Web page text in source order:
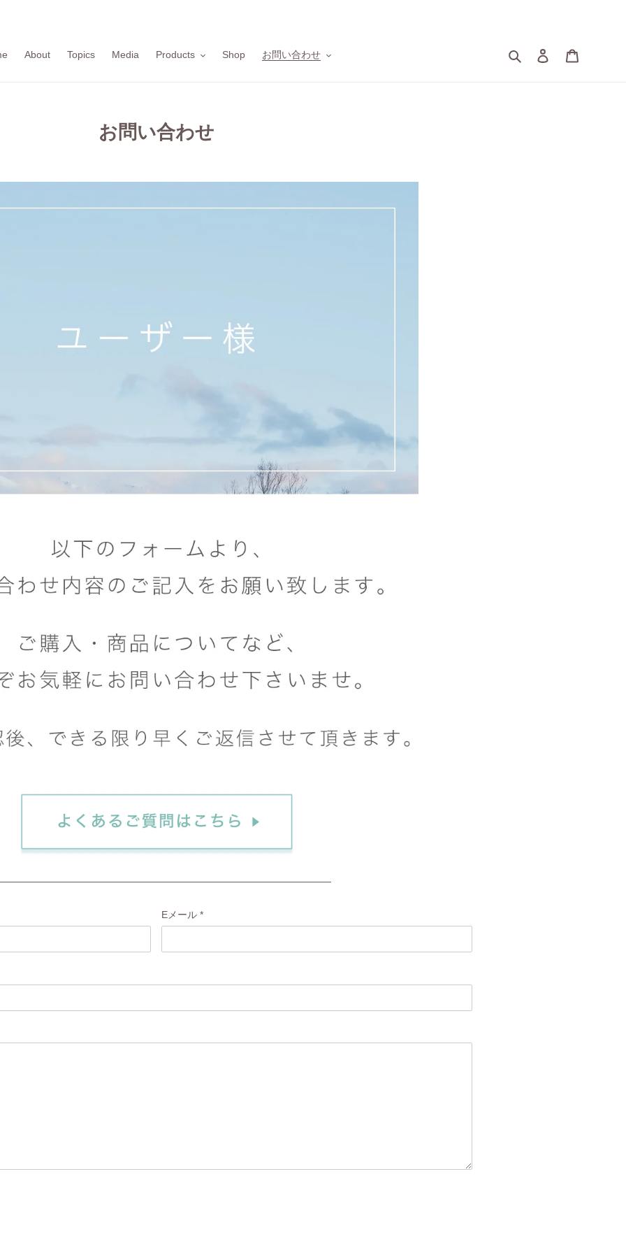
About Topics Media Products Shop お問い合わせ 検索 ログイン
お問い合わせ
Eメール*